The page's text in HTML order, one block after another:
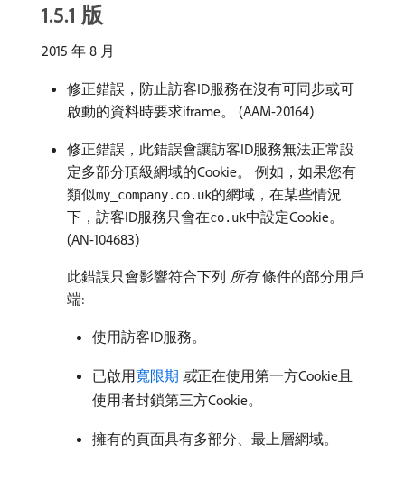
1.5.1 版
2015 年 8 月
修正錯誤，防止訪客ID服務在沒有可同步或可
啟動的資料時要求iframe。 (AAM-20164)
修正錯誤，此錯誤會讓訪客ID服務無法正常設
定多部分頂級網域的Cookie。 例如，如果您有
類似my_company.co.uk的網域，在某些情況
下，訪客ID服務只會在co.uk中設定Cookie。
(AN-104683)
此錯誤只會影響符合下列​ 所有​條件的部分用戶
端:
使用訪客ID服務。
已啟用寬限期 或​正在使用第一方Cookie且
使用者封鎖第三方Cookie。
擁有的頁面具有多部分、最上層網域。